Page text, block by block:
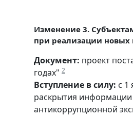
Изменение 3.
при реализации новых
Документ: проект
годах" 2
Вступление в силу: с 1
раскрытия информации
антикоррупционной